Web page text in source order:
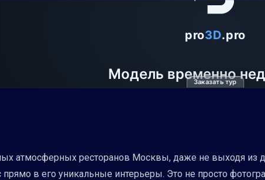
Заказать тур
атмосферных ресторанов Москвы, даже не выходя из
прямо в его уникальные интерьеры. Это не просто